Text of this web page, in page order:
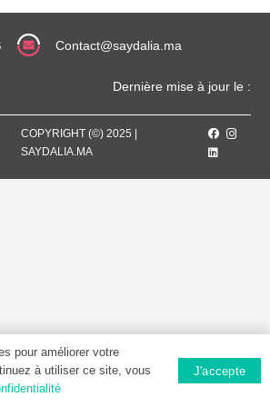
Contact@saydalia.ma
Dernière mise à jour le :
COPYRIGHT (©) 2025 |
SAYDALIA.MA
pour améliorer votre
à utiliser ce site, vous
J'accepte